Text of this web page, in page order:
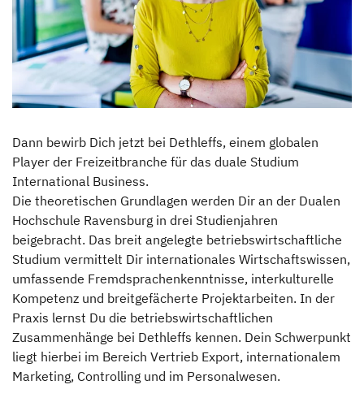
FAQs
Ansprechpartner
Hinter den Kulissen
News & Presse
Auszeichnungen
Dethleffs Family Stiftung
Verantwortung
Reiseziel Zukunft
Erwin Hymer Museum
Dann bewirb Dich jetzt bei Dethleffs, einem globalen
Player der Freizeitbranche für das duale Studium
International Business.
Die theoretischen Grundlagen werden Dir an der Dualen
Hochschule Ravensburg in drei Studienjahren
beigebracht. Das breit angelegte betriebswirtschaftliche
Studium vermittelt Dir internationales Wirtschaftswissen,
umfassende Fremdsprachenkenntnisse, interkulturelle
Kompetenz und breitgefächerte Projektarbeiten. In der
Praxis lernst Du die betriebswirtschaftlichen
Zusammenhänge bei Dethleffs kennen. Dein Schwerpunkt
liegt hierbei im Bereich Vertrieb Export, internationalem
Marketing, Controlling und im Personalwesen.